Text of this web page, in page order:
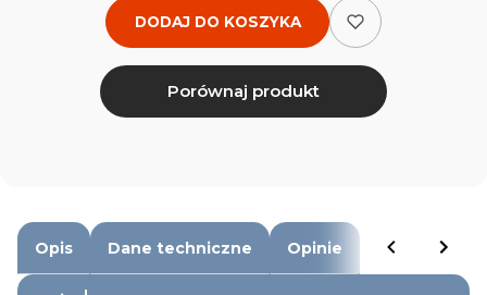
DODAJ DO KOSZYKA
Porównaj produkt
Opis Dane techniczne Opinie